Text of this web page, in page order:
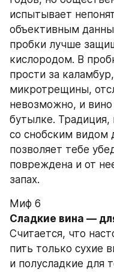
испытывает
объективным
пробки лучше
кислородом. В
прости за
микротрещины,
невозможно, и
бутылке. Традиция,
со снобским видом
позволяет тебе
повреждена и от
запах.
Миф 6
Сладкие вина —
Считается, что
пить только сухие
и полусладкие для